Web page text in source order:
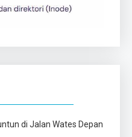
di Jalan Wates Depan